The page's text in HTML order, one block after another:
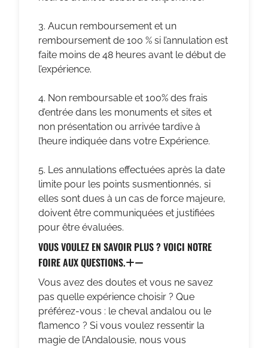
3. Aucun remboursement et un
remboursement de 100 % si l’annulation est
faite moins de 48 heures avant le début de
l’expérience.
4. Non remboursable et 100% des frais
d’entrée dans les monuments et sites et
non présentation ou arrivée tardive à
l’heure indiquée dans votre Expérience.
5. Les annulations effectuées après la date
limite pour les points susmentionnés, si
elles sont dues à un cas de force majeure,
doivent être communiquées et justifiées
pour être évaluées.
VOUS VOULEZ EN SAVOIR PLUS ? VOICI NOTRE
FOIRE AUX QUESTIONS.
Vous avez des doutes et vous ne savez
pas quelle expérience choisir ? Que
préférez-vous : le cheval andalou ou le
flamenco ? Si vous voulez ressentir la
magie de l’Andalousie, nous vous